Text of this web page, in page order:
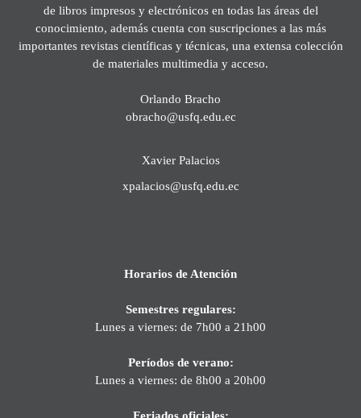
de libros impresos y electrónicos en todas las áreas del
conocimiento, además cuenta con suscripciones a las más
importantes revistas científicas y técnicas, una extensa colección
de materiales multimedia y acceso.
Orlando Bracho
obracho@usfq.edu.ec
Xavier Palacios
xpalacios@usfq.edu.ec
Horarios de Atención
Semestres regulares:
Lunes a viernes: de 7h00 a 21h00
Períodos de verano:
Lunes a viernes: de 8h00 a 20h00
Feriados oficiales: